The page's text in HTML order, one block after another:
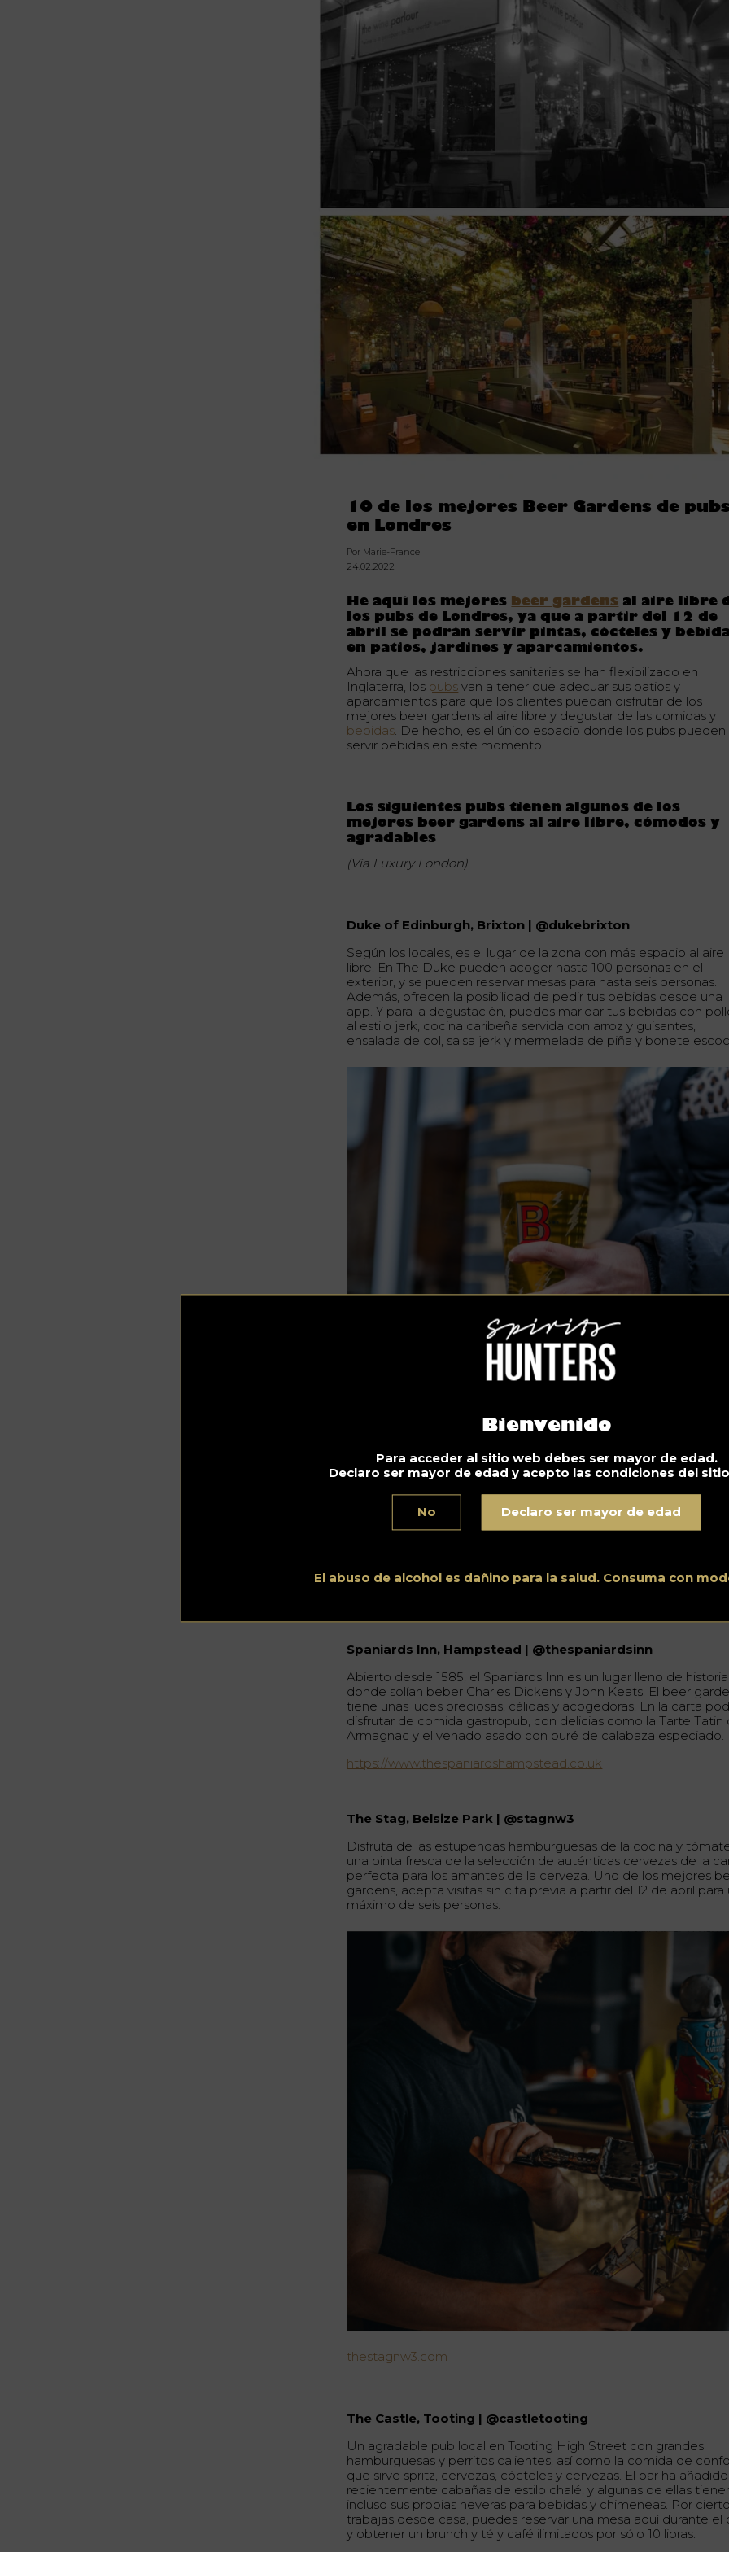
Bienvenido
Para acceder al sitio web debes ser mayor de edad.
Declaro ser mayor de edad y acepto las condiciones del
No Declaro ser mayor de edad
El abuso de alcohol es dañino para la salud. Consuma con
10 de los mejores Beer Gardens de pubs
en Londres
Por Marie-France
24.02.2022
He aquí los mejores beer gardens al aire libre
los pubs de Londres, ya que a partir del 12 de
abril se podrán servir pintas, cócteles y
en patios, jardines y aparcamientos.
Ahora que las restricciones sanitarias se han flexibilizado en
Inglaterra, los pubs van a tener que adecuar sus patios y
aparcamientos para que los clientes puedan disfrutar de los
mejores beer gardens al aire libre y degustar de las comidas y
bebidas. De hecho, es el único espacio donde los pubs pueden
servir bebidas en este momento.
Los siguientes pubs tienen algunos de los
mejores beer gardens al aire libre, cómodos y
agradables
(Vía Luxury London)
Duke of Edinburgh, Brixton | @dukebrixton
Según los locales, es el lugar de la zona con más espacio al aire
libre. En The Duke pueden acoger hasta 100 personas en el
exterior, y se pueden reservar mesas para hasta seis personas.
Además, ofrecen la posibilidad de pedir tus bebidas desde una
app. Y para la degustación, puedes maridar tus bebidas con
al estilo jerk, cocina caribeña servida con arroz y guisantes,
ensalada de col, salsa jerk y mermelada de piña y bonete
The Scolt Head, De Beauvoir | @thescolthead
Un pequeño pero encantador jardín que hasta mayo, quien
reserve una mesa para la noche en The Scolt tiene que pedir una
comida completa. Disfrutará de sus bebidas con comida
estupenda como trucha ahumada con huevos y mayonesa de
Spaniards Inn, Hampstead | @thespaniardsinn
Abierto desde 1585, el Spaniards Inn es un lugar lleno de historia,
donde solían beber Charles Dickens y John Keats. El beer
tiene unas luces preciosas, cálidas y acogedoras. En la carta
disfrutar de comida gastropub, con delicias como la Tarte Tatin
Armagnac y el venado asado con puré de calabaza especiado.
https://www.thespaniardshampstead.co.uk
The Stag, Belsize Park | @stagnw3
Disfruta de las estupendas hamburguesas de la cocina y
una pinta fresca de la selección de auténticas cervezas de la
perfecta para los amantes de la cerveza. Uno de los mejores
gardens, acepta visitas sin cita previa a partir del 12 de abril para
máximo de seis personas.
thestagnw3.com
The Castle, Tooting | @castletooting
Un agradable pub local en Tooting High Street con grandes
hamburguesas y perritos calientes, así como la comida de
que sirve spritz, cervezas, cócteles y cervezas. El bar ha añadido
recientemente cabañas de estilo chalé, y algunas de ellas
incluso sus propias neveras para bebidas y chimeneas. Por
trabajas desde casa, puedes reservar una mesa aquí durante el
y obtener un brunch y té y café ilimitados por sólo 10 libras.